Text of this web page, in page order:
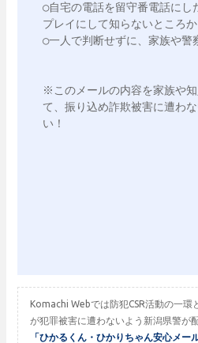
○自宅の電話を留守番電話にし
プレイにして知らないところ
○一人で判断せずに、家族や警
※このメールの内容を家族や
て、振り込め詐欺被害に遭わ
い！
Komachi Webでは防犯CSR活動の一環
が犯罪被害に遭わないよう新潟県警が
「ひかるくん・ひかりちゃん安心メール